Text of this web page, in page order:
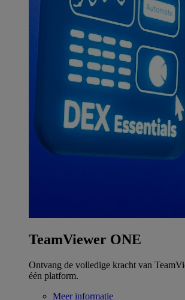
TeamViewer ONE
Ontvang de volledige kracht van
één platform.
Meer informatie